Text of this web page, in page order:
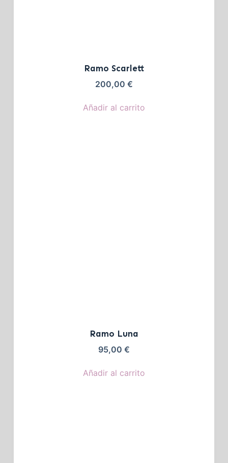
Ramo Scarlett
200,00 €
Añadir al carrito
Ramo Luna
95,00 €
Añadir al carrito